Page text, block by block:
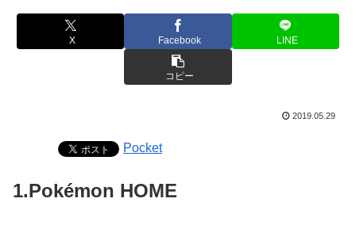
X Facebook LINE
コピー
2019.05.29
Pocket
1.Pokémon HOME